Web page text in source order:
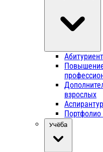
взрослых
Учёба